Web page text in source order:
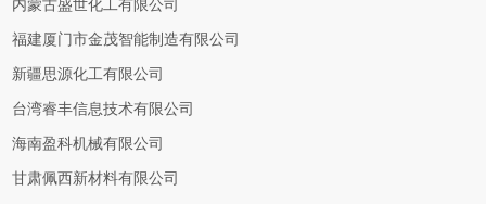
内蒙古盛世化工有限公司
福建厦门市金茂智能制造有限公司
新疆思源化工有限公司
台湾睿丰信息技术有限公司
海南盈科机械有限公司
甘肃佩西新材料有限公司